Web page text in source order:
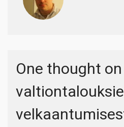
One thought on